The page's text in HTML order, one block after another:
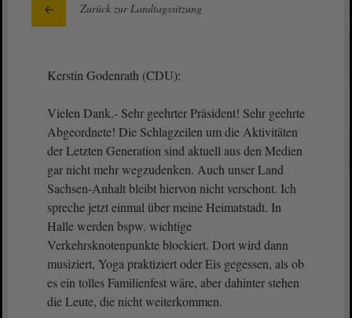
Zurück zur Landtagssitzung
Kerstin Godenrath (CDU):
Vielen Dank.- Sehr geehrter Präsident! Sehr geehrte
Abgeordnete! Die Schlagzeilen um die Aktivitäten
der Letzten Generation sind aktuell aus den Medien
gar nicht mehr wegzudenken. Auch unser Land
Sachsen-Anhalt bleibt hiervon nicht verschont. Ich
spreche jetzt einmal über meine Heimatstadt. In
Halle werden bspw. wichtige
Verkehrsknotenpunkte blockiert. Dort wird dann
musiziert, Yoga praktiziert oder Eis gegessen, als ob
es ein tolles Familienfest wäre, aber dahinter stehen
die Leute, die nicht weiterkommen.